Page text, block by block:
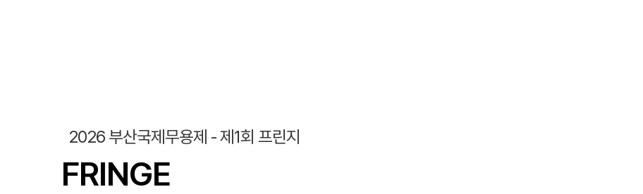
2026 부산국제무용제 - 제1회 프린지
FRINGE